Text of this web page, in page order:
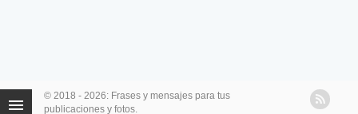
© 2018 - 2026: Frases y mensajes para tus
publicaciones y fotos.